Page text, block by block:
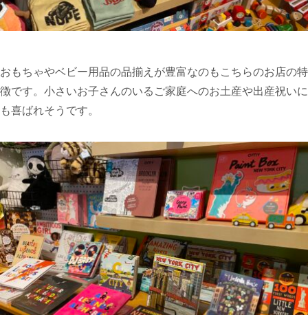
おもちゃやベビー用品の品揃えが豊富なのもこちらのお店の特
徴です。小さいお子さんのいるご家庭へのお土産や出産祝いに
も喜ばれそうです。